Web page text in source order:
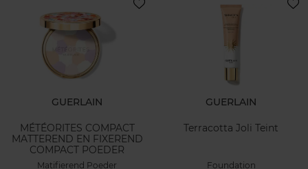
GUERLAIN
MÉTÉORITES COMPACT
MATTEREND EN FIXEREND
COMPACT POEDER
Matifierend Poeder
GUERLAIN
Terracotta Joli Teint
Foundation